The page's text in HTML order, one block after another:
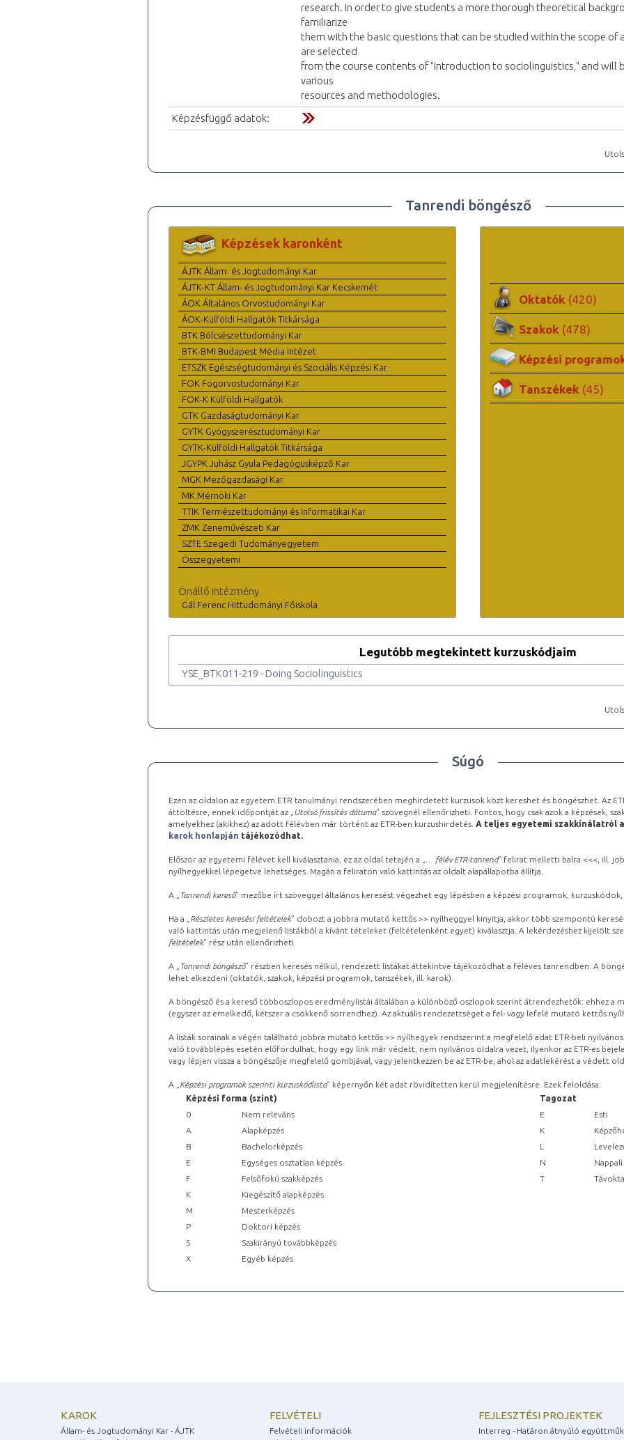
research. In order to give students a more thorough theoretical
familiarize
them with the basic questions that can be studied within the scope of
are selected
from the course contents of "Introduction to sociolinguistics," and will
various
resources and methodologies.
Képzésfüggő adatok:
Tanrendi böngésző
Képzések karonként
ÁJTK Állam- és Jogtudományi Kar
ÁJTK-KT Állam- és Jogtudományi Kar Kecskemét
ÁOK Általános Orvostudományi Kar
ÁOK-Külföldi Hallgatók Titkársága
BTK Bölcsészettudományi Kar
BTK-BMI Budapest Média Intézet
ETSZK Egészségtudományi és Szociális Képzési Kar
FOK Fogorvostudományi Kar
FOK-K Külföldi Hallgatók
GTK Gazdaságtudományi Kar
GYTK Gyógyszerésztudományi Kar
GYTK-Külföldi Hallgatók Titkársága
JGYPK Juhász Gyula Pedagógusképző Kar
MGK Mezőgazdasági Kar
MK Mérnöki Kar
TTIK Természettudományi és Informatikai Kar
ZMK Zeneművészeti Kar
SZTE Szegedi Tudományegyetem
Összegyetemi
Önálló intézmény
Gál Ferenc Hittudományi Főiskola
Oktatók (420)
Szakok (478)
Képzési
Tanszékek (45)
Legutóbb megtekintett kurzuskódjaim
YSE_BTK011-219 - Doing Sociolinguistics
Súgó
Ezen az oldalon az egyetem ETR tanulmányi rendszerében meghirdetett kurzusok közt kereshet és böngészhet. Az
áttöltésre, ennek időpontját az „ Utolsó frissítés dátuma” szövegnél ellenőrizheti. Fontos, hogy csak azok a képzések,
amelyekhez (akikhez) az adott félévben már történt az ETR-ben kurzushirdetés. A teljes egyetemi szakkínálatról a
karok honlapján tájékozódhat.
Először az egyetemi félévet kell kiválasztania, ez az oldal tetején a „ … félév ETR-tanrend” felirat melletti balra <<<, ill.
nyílhegyekkel lépegetve lehetséges. Magán a feliraton való kattintás az oldalt alapállapotba állítja.
A „ Tanrendi kereső” mezőbe írt szöveggel általános keresést végezhet egy lépésben a képzési programok,
Ha a „ Részletes keresési feltételek” dobozt a jobbra mutató kettős >> nyílheggyel kinyitja, akkor több szempontú
való kattintás után megjelenő listákból a kívánt tételeket (feltételenként egyet) kiválasztja. A lekérdezéshez kijelölt
feltételek” rész után ellenőrizheti.
A „ Tanrendi böngésző” részben keresés nélkül, rendezett listákat áttekintve tájékozódhat a féléves tanrendben. A
lehet elkezdeni (oktatók, szakok, képzési programok, tanszékek, ill. karok).
A böngésző és a kereső többoszlopos eredménylistái általában a különböző oszlopok szerint átrendezhetők: ehhez a
(egyszer az emelkedő, kétszer a csökkenő sorrendhez). Az aktuális rendezettséget a fel- vagy lefelé mutató kettős
A listák sorainak a végén található jobbra mutató kettős >> nyílhegyek rendszerint a megfelelő adat ETR-beli
való továbblépés esetén előfordulhat, hogy egy link már védett, nem nyilvános oldalra vezet, ilyenkor az ETR-es
vagy lépjen vissza a böngészője megfelelő gombjával, vagy jelentkezzen be az ETR-be, ahol az adatlekérést a védett
A „ Képzési programok szerinti kurzuskódlista” képernyőn két adat rövidítetten kerül megjelenítésre. Ezek feloldása:
Képzési forma (szint)
Tagozat
0
Nem releváns E
Esti
A
Alapképzés K
B
Bachelorképzés L
E
Egységes osztatlan képzés N
Nappali
F
Felsőfokú szakképzés T
K
Kiegészítő alapképzés
M
Mesterképzés
P
Doktori képzés
S
Szakirányú továbbképzés
X
Egyéb képzés
KAROK
Állam- és Jogtudományi Kar - ÁJTK
FELVÉTELI
Felvételi információk
FEJLESZTÉSI PROJEKTEK
Interreg - Határon átnyúló